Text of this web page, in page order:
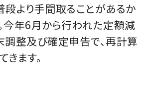
段より手間取ることがあるか
今年6月から行われた定額減
調整及び確定申告で、再計算
ます。